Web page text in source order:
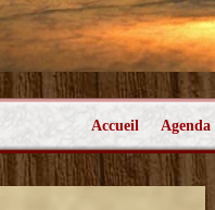
Accueil Agenda